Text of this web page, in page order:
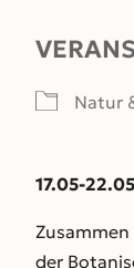
Natur
17.05-
der